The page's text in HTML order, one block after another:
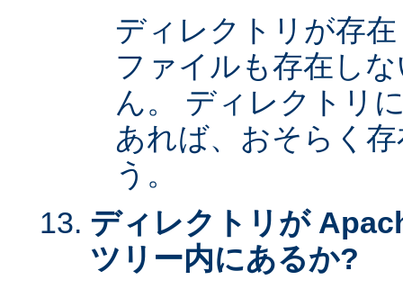
ディレクトリが存
ファイルも存在し
ん。 ディレクトリ
あれば、おそらく
う。
ディレクトリが
ツリー内にあるか?